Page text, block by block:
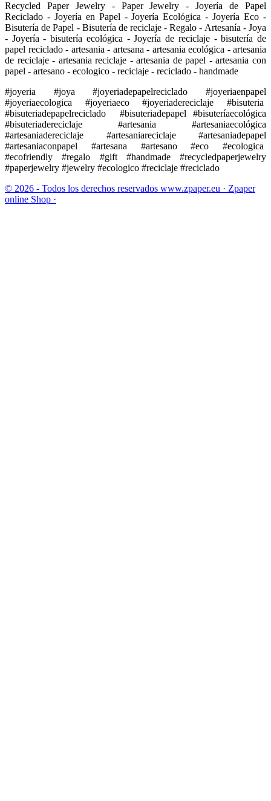
Recycled Paper Jewelry - Paper Jewelry - Joyería de Papel
Reciclado - Joyería en Papel - Joyería Ecológica - Joyería Eco -
Bisutería de Papel - Bisutería de reciclaje - Regalo - Artesanía - Joya
- Joyería - bisutería ecológica - Joyería de reciclaje - bisutería de
papel reciclado - artesania - artesana - artesania ecológica - artesania
de reciclaje - artesania reciclaje - artesania de papel - artesania con
papel - artesano - ecologico - reciclaje - reciclado - handmade
#joyeria #joya #joyeriadepapelreciclado #joyeriaenpapel
#joyeriaecologica #joyeriaeco #joyeriadereciclaje #bisuteria
#bisuteriadepapelreciclado #bisuteriadepapel #bisuteríaecológica
#bisuteriadereciclaje #artesania #artesaniaecológica
#artesaniadereciclaje #artesaniareciclaje #artesaniadepapel
#artesaniaconpapel #artesana #artesano #eco #ecologica
#ecofriendly #regalo #gift #handmade #recycledpaperjewelry
#paperjewelry #jewelry #ecologico #reciclaje #reciclado
© 2026 - Todos los derechos reservados www.zpaper.eu · Zpaper
online Shop ·